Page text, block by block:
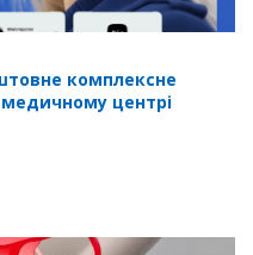
комплексне
центрі